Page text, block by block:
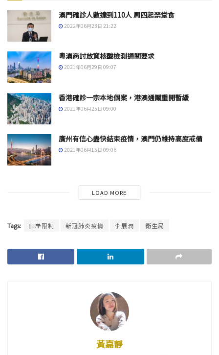
澳門確診人數達到110人 周四起禁堂食
2022年06月23日 21:22
粵澳商討放寬核酸檢測通關要求
2021年06月29日 09:07
香港確診一宗本地個案，港澳通關重開暫緩
2021年06月25日 09:00
廣州有信心盡快結束疫情，澳門仍維持高度戒備
2021年06月15日 09:06
LOAD MORE
Tags: 口岸限制 新冠肺炎疫情 李展潤 衛生局
黃嘉靜